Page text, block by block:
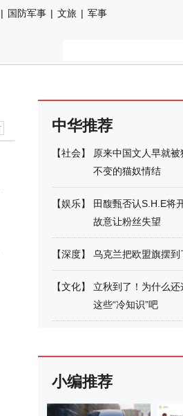
| 国防军事 | 文旅 | 军事
中华推荐
【社会】
原来中国文人早就被
不变的猫奴情结
【娱乐】
田馥甄否认S.H.E将
故意让粉丝失望
【深度】 乌克兰把欧盟旗摆到
【文化】
立秋到了！为什么
这些“冷知识”吧
小编推荐